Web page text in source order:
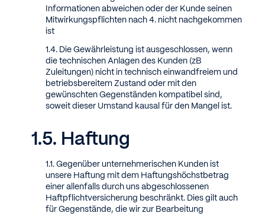
Informationen abweichen oder der Kunde seinen
Mitwirkungspflichten nach 4. nicht nachgekommen
ist
Die Gewährleistung ist ausgeschlossen, wenn
die technischen Anlagen des Kunden (zB
Zuleitungen) nicht in technisch einwandfreiem und
betriebsbereitem Zustand oder mit den
gewünschten Gegenständen kompatibel sind,
soweit dieser Umstand kausal für den Mangel ist.
Haftung
Gegenüber unternehmerischen Kunden ist
unsere Haftung mit dem Haftungshöchstbetrag
einer allenfalls durch uns abgeschlossenen
Haftpflichtversicherung beschränkt. Dies gilt auch
für Gegenstände, die wir zur Bearbeitung